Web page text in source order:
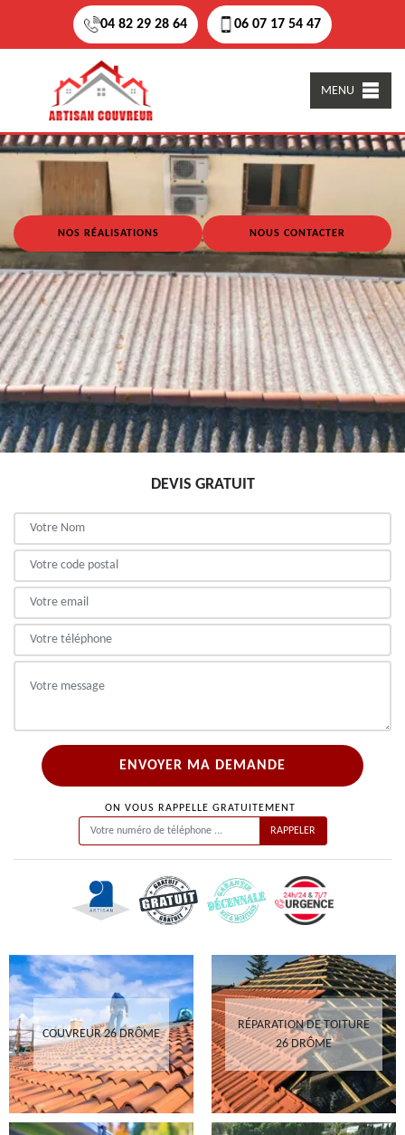
04 82 29 28 64 06 07 17 54 47
MENU
NOS RÉALISATIONS NOUS CONTACTER
DEVIS GRATUIT
ON VOUS RAPPELLE GRATUITEMENT
COUVREUR 26 DRÔME
RÉPARATION DE TOITURE
26 DRÔME